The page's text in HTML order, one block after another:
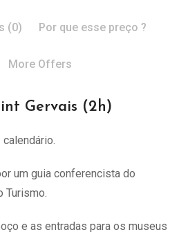
(0) Por que esse preço ?
More Offers
Gervais (2h)
um guia conferencista do
Turismo.
e as entradas para os museus